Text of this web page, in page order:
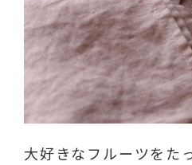
大好きなフルーツをた